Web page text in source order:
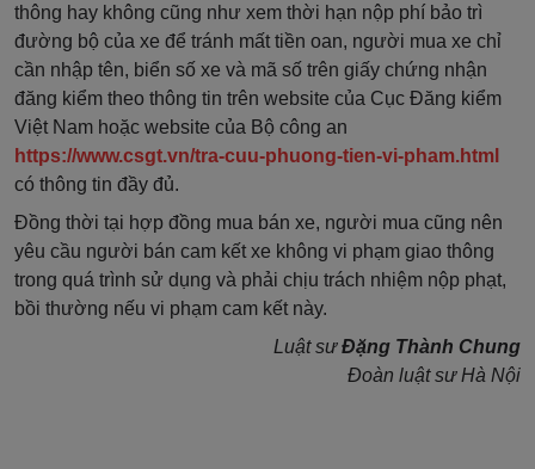
thông hay không cũng như xem thời hạn nộp phí bảo trì
đường bộ của xe để tránh mất tiền oan, người mua xe chỉ
cần nhập tên, biển số xe và mã số trên giấy chứng nhận
đăng kiểm theo thông tin trên website của Cục Đăng kiểm
Việt Nam hoặc website của Bộ công an
https://www.csgt.vn/tra-cuu-phuong-tien-vi-pham.html
có thông tin đầy đủ.
Đồng thời tại hợp đồng mua bán xe, người mua cũng nên
yêu cầu người bán cam kết xe không vi phạm giao thông
trong quá trình sử dụng và phải chịu trách nhiệm nộp phạt,
bồi thường nếu vi phạm cam kết này.
Luật sưĐặng Thành Chung
Đoàn luật sư Hà Nội